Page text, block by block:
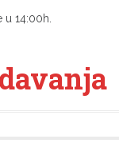
14:00h.